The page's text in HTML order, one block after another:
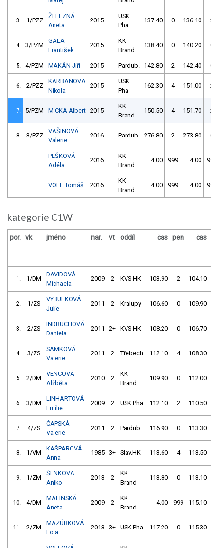
3. 1/PZZ
ŽELEZNÁ
Aneta
2015
USK
Pha
137.40 0 136.10 2
4. 3/PZM
GALA
František
2015
KK
Brand
138.40 0 140.20 0
5. 4/PZM MAKÁN Jiří 2015 Pardub. 142.80 2 142.40 0
6. 2/PZZ
KARBANOVÁ
Nikola
2015
USK
Pha
162.30 4 151.00 2
7. 5/PZM MICKA Albert 2015
KK
Brand
150.50 4 151.70 2
8. 3/PZZ
VAŠINOVÁ
Valerie
2016 Pardub. 276.80 2 273.80 0
PEŠKOVÁ
Adéla
2016
KK
Brand
4.00 999 4.00 999
VOLF Tomáš 2016
KK
Brand
4.00 999 4.00 999
kategorie C1W
por. vk jméno nar. vt oddíl čas pen čas
1. 1/DM
DAVIDOVÁ
Michaela
2009 2 KVS HK 103.90 2 104.10
2. 1/ZS
VYBULKOVÁ
Julie
2011 2 Kralupy 106.60 0 109.90
3. 2/ZS
INDRUCHOVÁ
Daniela
2011 2+ KVS HK 108.20 0 106.70
4. 3/ZS
SAMKOVÁ
Valerie
2011 2 Třebech. 112.10 4 108.30
5. 2/DM
VENCOVÁ
Alžběta
2010 2
KK
Brand
109.90 0 112.00
6. 3/DM
LINHARTOVÁ
Emílie
2009 2 USK Pha 112.10 2 110.50
7. 4/ZS
ČAPSKÁ
Valerie
2011 2 Pardub. 116.90 0 113.30
8. 1/VM
KAŠPAROVÁ
Anna
1985 3+ Sláv.HK 113.60 4 113.50
9. 1/ZM
ŠENKOVÁ
Aniko
2013 2
KK
Brand
113.80 0 113.10
10. 4/DM
MALINSKÁ
Aneta
2009 2
KK
Brand
4.00 999 115.10
11. 2/ZM
MAZÚRKOVÁ
Lola
2013 3+ USK Pha 117.20 0 115.30